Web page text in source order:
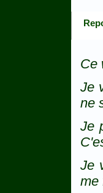
Ce
Je
ne
Je
Je
me